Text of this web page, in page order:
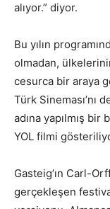
alıyor.” diyor.
Bu yılın
olmadan,
cesurca bir araya
Türk Sineması’nı
adına yapılmış
YOL filmi
Gasteig’ın Carl-
gerçekleşen